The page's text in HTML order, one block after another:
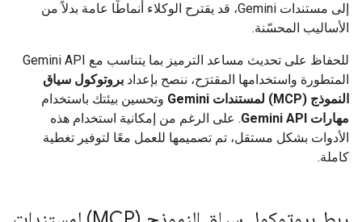
إلى مستندات Gemini، قد يقترح الوكلاء أنماطًا عامة بدلاً من
الأساليب المحسّنة.
للحفاظ على تحديث مساعد الترميز بما يتناسب مع Gemini API
المتطورة واستخدامها المقترَح، ننصح بإعداد بروتوكول سياق
النموذج (MCP) لمستندات Gemini
وتحسين بيئتك باستخدام
مهارات Gemini API
. على الرغم من إمكانية استخدام هذه
الأدوات بشكل مستقل، تم تصميمها للعمل معًا لتوفير تغطية
كاملة.